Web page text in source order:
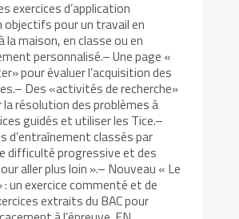
exercices d’application
objectifs pour un travail en
la maison, en classe ou en
personnalisé.– Une page «
pour évaluer l’acquisition des
Des «activités de recherche»
la résolution des problèmes à
guidés et utiliser les Tice.–
d’entraînement classés par
difficulté progressive et des
aller plus loin ».– Nouveau « Le
: un exercice commenté et de
extraits du BAC pour